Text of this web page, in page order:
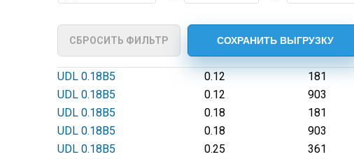
СБРОСИТЬ ФИЛЬТР
UDL 0.18В5 0.12 181
UDL 0.18В5
0.12 903
UDL 0.18В5
0.18 181
UDL 0.18В5
0.18 903
UDL 0.18В5
0.25 361